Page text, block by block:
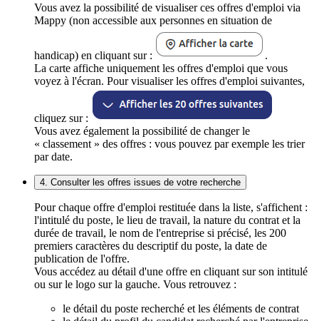
Vous avez la possibilité de visualiser ces offres d'emploi via
Mappy (non accessible aux personnes en situation de
handicap) en cliquant sur :
.
La carte affiche uniquement les offres d'emploi que vous
voyez à l'écran. Pour visualiser les offres d'emploi suivantes,
cliquez sur :
Vous avez également la possibilité de changer le
« classement » des offres : vous pouvez par exemple les trier
par date.
4. Consulter les offres issues de votre recherche
Pour chaque offre d'emploi restituée dans la liste, s'affichent :
l'intitulé du poste, le lieu de travail, la nature du contrat et la
durée de travail, le nom de l'entreprise si précisé, les 200
premiers caractères du descriptif du poste, la date de
publication de l'offre.
Vous accédez au détail d'une offre en cliquant sur son intitulé
ou sur le logo sur la gauche. Vous retrouvez :
le détail du poste recherché et les éléments de contrat